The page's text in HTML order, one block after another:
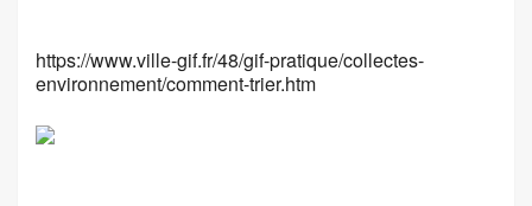
https://www.ville-gif.fr/48/gif-pratique/collectes-
environnement/comment-trier.htm